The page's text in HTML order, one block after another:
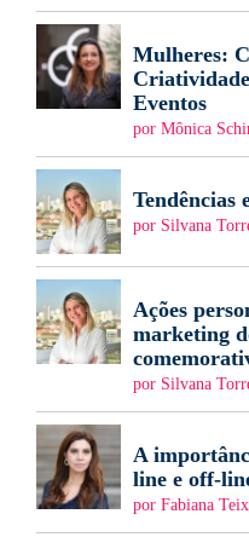
Mulheres:
Eventos
por Mônica
Tendências
por Silvana
Ações
marketing
por Silvana
A
line e off-
por Fabiana